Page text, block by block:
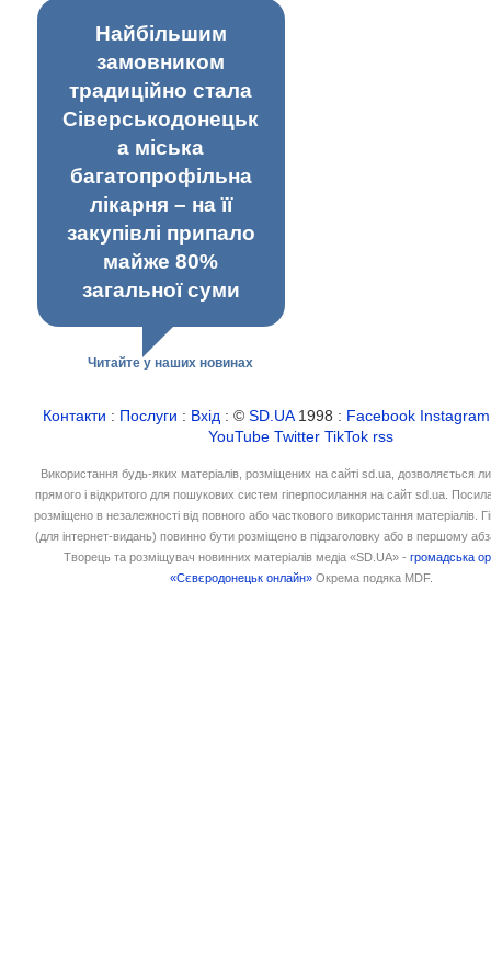
Найбільшим
замовником
традиційно стала
Сіверськодонецьк
а міська
багатопрофільна
лікарня – на її
закупівлі припало
майже 80%
загальної суми
Читайте у наших новинах
Контакти : Послуги : Вхід : ©SD.UA1998 : Facebook Instagram
YouTube Twitter TikTok rss
Використання будь-яких матеріалів, розміщених на сайті sd.ua, дозволяється
прямого і відкритого для пошукових систем гіперпосилання на сайт sd.ua.
розміщено в незалежності від повного або часткового використання матеріалів.
(для інтернет-видань) повинно бути розміщено в підзаголовку або в першому
Творець та розміщувач новинних матеріалів медіа «SD.UA» -громадська
«Сєвєродонецьк онлайн» Окрема подяка MDF.